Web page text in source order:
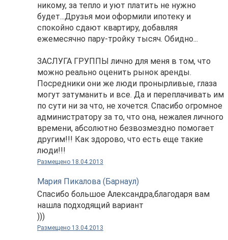
никому, за тепло и уют платить не нужно
будет...Друзья мои оформили ипотеку и
спокойно сдают квартиру, добавляя
ежемесячно пару-тройку тысяч. Обидно...
ЗАСЛУГА ГРУППЫ лично для меня в том, что
можно реально оценить рынок аренды.
Посредники они же люди пронырливые, глаза
могут затуманить и все. Да и переплачивать им
по сути ни за что, не хочется. Спасибо огромное
администратору за то, что она, нежалея личного
времени, абсолютно безвозмездно помогает
другим!!! Как здорово, что есть еще такие
люди!!!
Размещено 18.04.2013
Мария Пикалова (Барнаул)
Спасибо большое Александра,благодаря вам
нашла подходящий вариант
)))
Размещено 13.04.2013